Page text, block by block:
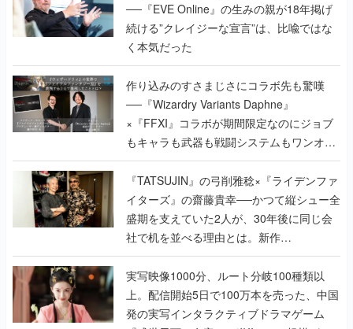
──『EVE Online』の生みの親が18年掲げ
続ける”クレイジーな宣言”は、比喩ではな
く本気だった
作り込みのすさまじさにコラボ先も驚嘆
──『Wizardry Variants Daphne』
×『FFXI』コラボが期間限定なのにジョブ
もキャラも武器も戦闘システムもワンオフ
で作り込まれた理由を両ディレクターに聞
く
『TATSUJIN』の弓削雅稔×『ライデンファ
イターズ』の齋藤貴幸──かつて縦シュー全
盛期を支えていた2人が、30年後に同じ会
社で机を並べる理由とは。新作
『TATSUJIN EXTREME』で初タッグを組
んだレジェンド2人に訊く開発秘話
実写映像1000分、ルート分岐100種類以
上。配信開始5日で100万本を売った、中国
発の実写インタラクティブドラマゲーム